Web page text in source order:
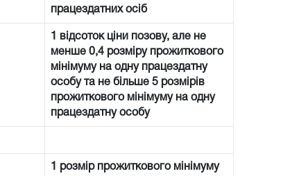
працездатних осіб
1 відсоток ціни позову, але не
менше 0,4 розміру прожиткового
мінімуму на одну працездатну
особу та не більше 5 розмірів
прожиткового мінімуму на одну
працездатну особу
1 розмір прожиткового мінімуму